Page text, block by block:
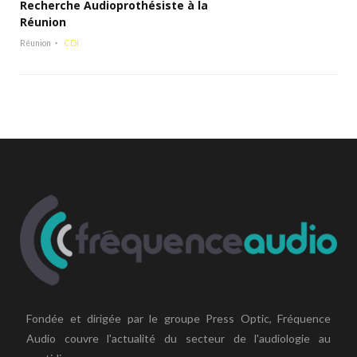
Recherche Audioprothésiste à la
Réunion
Réunion CDI
Fondée et dirigée par le groupe Press Optic, Fréquence
Audio couvre l'actualité du secteur de l'audiologie au